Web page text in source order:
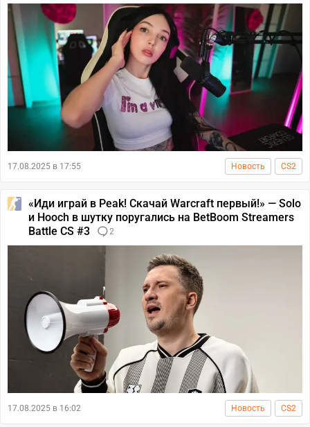
17.08.2025 в 17:55 Новость CS2
«Иди играй в Peak! Скачай Warcraft первый!» — Solo
и Hooch в шутку поругались на BetBoom Streamers
Battle CS #3
2
17.08.2025 в 16:02 Новость CS2